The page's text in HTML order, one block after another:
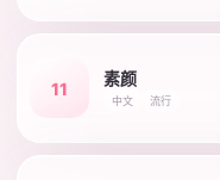
11
素颜
中文 流行